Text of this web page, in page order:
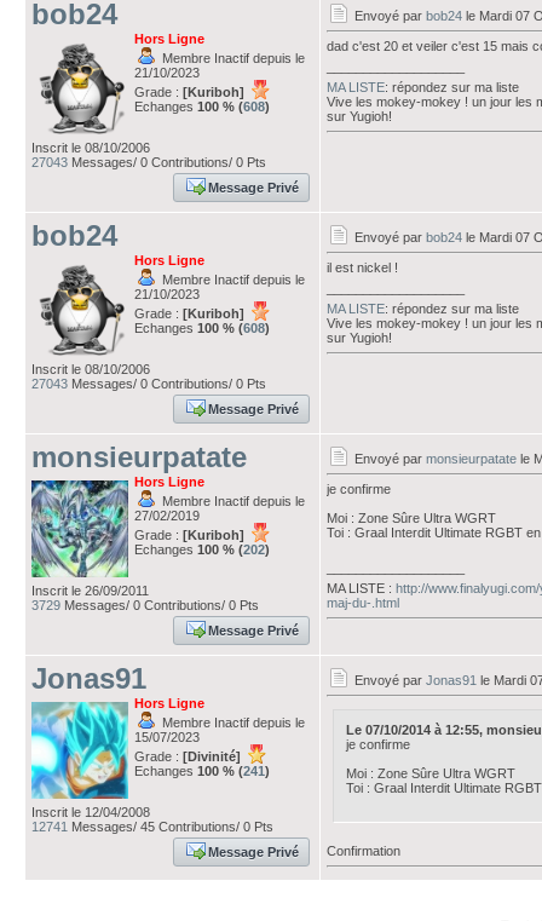
bob24
Hors Ligne
Membre Inactif depuis le
21/10/2023
Grade : [Kuriboh]
Echanges 100 % (608)
Inscrit le 08/10/2006
27043 Messages/ 0 Contributions/ 0 Pts
Message Privé
Envoyé par bob24 le Mardi 07
dad c'est 20 et veiler c'est 15 mais
MA LISTE: répondez sur ma liste
Vive les mokey-mokey ! un jour les
sur Yugioh!
bob24
Hors Ligne
Membre Inactif depuis le
21/10/2023
Grade : [Kuriboh]
Echanges 100 % (608)
Inscrit le 08/10/2006
27043 Messages/ 0 Contributions/ 0 Pts
Message Privé
Envoyé par bob24 le Mardi 07
il est nickel !
MA LISTE: répondez sur ma liste
Vive les mokey-mokey ! un jour les
sur Yugioh!
monsieurpatate
Hors Ligne
Membre Inactif depuis le
27/02/2019
Grade : [Kuriboh]
Echanges 100 % (202)
Inscrit le 26/09/2011
3729 Messages/ 0 Contributions/ 0 Pts
Message Privé
Envoyé par monsieurpatate le
je confirme
Moi : Zone Sûre Ultra WGRT
Toi : Graal Interdit Ultimate RGBT
MA LISTE : http://
maj-du-.html
Jonas91
Hors Ligne
Membre Inactif depuis le
15/07/2023
Grade : [Divinité]
Echanges 100 % (241)
Inscrit le 12/04/2008
12741 Messages/ 45 Contributions/ 0 Pts
Message Privé
Envoyé par Jonas91 le Mardi
Le 07/10/2014 à 12:55,
je confirme
Moi : Zone Sûre Ultra WGRT
Toi : Graal Interdit Ultimate
Confirmation